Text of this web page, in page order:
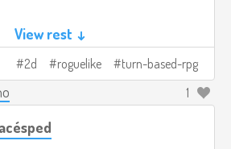
be comical, with many characters with
with increasingly bizarre
ascend the Big Business Tower.
energy, utilizing sounds and
in average corporate ads or
View rest ↓
2d roguelike turn-based-rpg
1